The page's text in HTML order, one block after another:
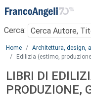
Menu
Cerca:
Main content
Home Architettura, design,
Edilizia (estimo,
LIBRI DI
PRODUZIONE,